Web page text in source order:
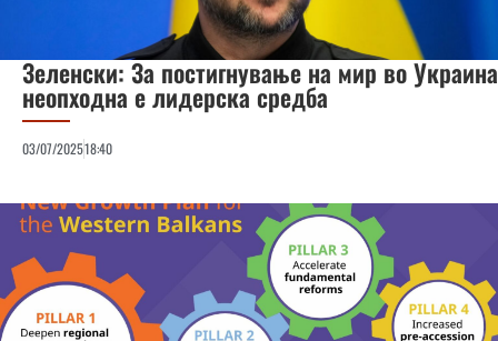
Зеленски: За постигнување на мир во Украина
неопходна е лидерска средба
03/07/202518:40